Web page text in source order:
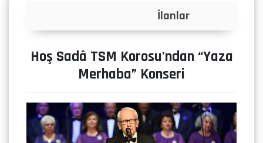
Hoş Sadâ TSM Korosu'ndan “Yaza
Merhaba” Konseri